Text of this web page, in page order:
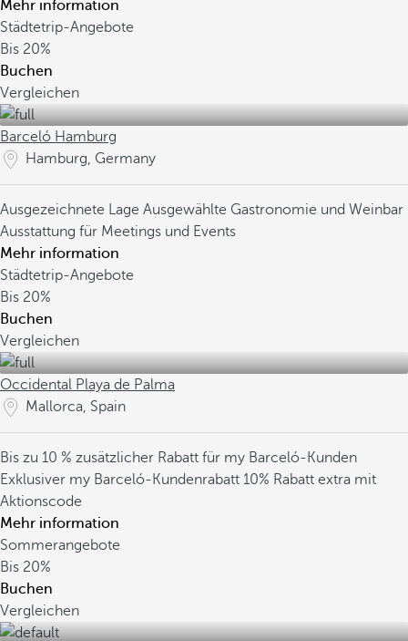
Mehr information
Städtetrip-Angebote
Bis 20%
Buchen
Vergleichen
Barceló Hamburg
Hamburg, Germany
Ausgezeichnete Lage Ausgewählte Gastronomie und Weinbar
Ausstattung für Meetings und Events
Mehr information
Städtetrip-Angebote
Bis 20%
Buchen
Vergleichen
Occidental Playa de Palma
Mallorca, Spain
Bis zu 10 % zusätzlicher Rabatt für my Barceló-Kunden
Exklusiver my Barceló-Kundenrabatt 10% Rabatt extra mit
Aktionscode
Mehr information
Sommerangebote
Bis 20%
Buchen
Vergleichen